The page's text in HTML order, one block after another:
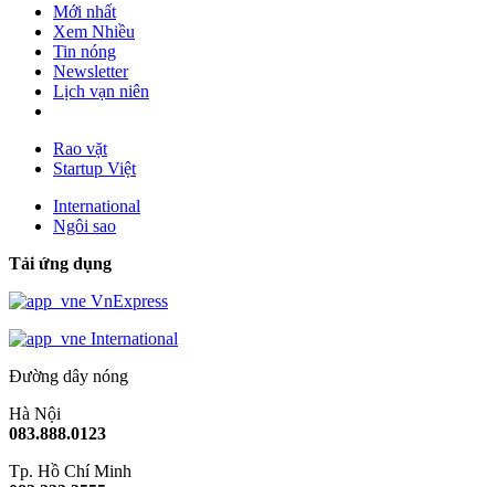
Mới nhất
Xem Nhiều
Tin nóng
Newsletter
Lịch vạn niên
Rao vặt
Startup Việt
International
Ngôi sao
Tải ứng dụng
VnExpress
International
Đường dây nóng
Hà Nội
083.888.0123
Tp. Hồ Chí Minh